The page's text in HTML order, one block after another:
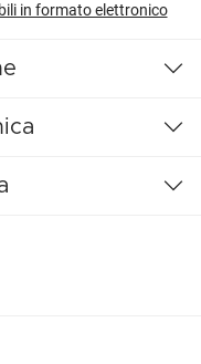
in formato elettronico